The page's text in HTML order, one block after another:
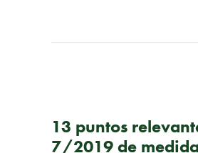
13 puntos
7/2019 de